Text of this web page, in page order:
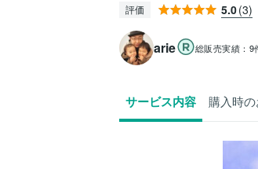
評価 5.0(3)
arie 総販売実績： 9
サービス内容 購入時